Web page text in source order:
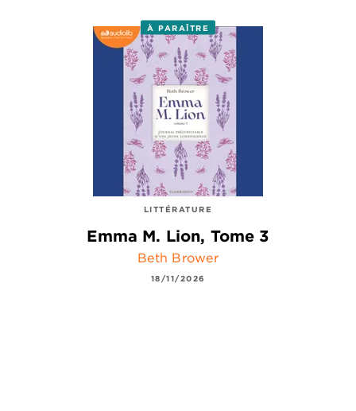
À PARAÎTRE
LITTÉRATURE
Emma M. Lion, Tome 3
Beth Brower
18/11/2026